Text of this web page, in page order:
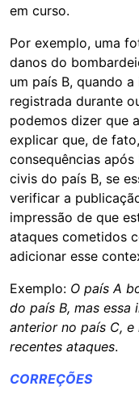
em curso.
Por exemplo, uma
danos do
um país B, quando
registrada durante
podemos dizer que
explicar que, de
consequências
civis do país B, se
verificar a
impressão de que
ataques cometidos
adicionar esse
Exemplo: O país A
do país B, mas
anterior no país C,
recentes ataques.
CORREÇÕES